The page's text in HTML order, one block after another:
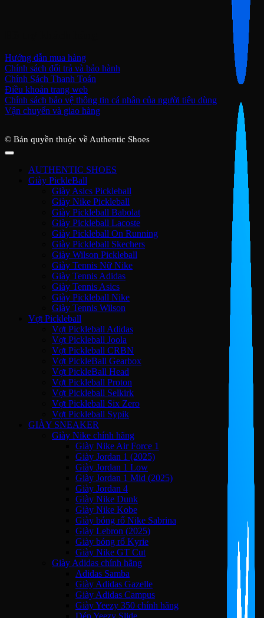
Hướng dẫn mua hàng
Chính sách đổi trả và bảo hành
Chính Sách Thanh Toán
Điều khoản trang web
Chính sách bảo vệ thông tin cá nhân của người tiêu dùng
Vận chuyển và giao hàng
© Bản quyền thuộc về Authentic Shoes
AUTHENTIC SHOES
Giày PickleBall
Giày Asics Pickleball
Giày Nike Pickleball
Giày Pickleball Babolat
Giày Pickleball Lacoste
Giày Pickleball On Running
Giày Pickleball Skechers
Giày Wilson Pickleball
Giày Tennis Nữ Nike
Giày Tennis Adidas
Giày Tennis Asics
Giày Pickleball Nike
Giày Tennis Wilson
Vợt Pickleball
Vợt Pickleball Adidas
Vợt Pickleball Joola
Vợt Pickleball CRBN
Vợt PickleBall Gearbox
Vợt PickleBall Head
Vợt Pickleball Proton
Vợt Pickleball Selkirk
Vợt Pickleball Six Zero
Vợt Pickleball Sypik
GIÀY SNEAKER
Giày Nike chính hãng
Giày Nike Air Force 1
Giày Jordan 1 (2025)
Giày Jordan 1 Low
Giày Jordan 1 Mid (2025)
Giày Jordan 4
Giày Nike Dunk
Giày Nike Kobe
Giày bóng rổ Nike Sabrina
Giày Lebron (2025)
Giày bóng rổ Kyrie
Giày Nike GT Cut
Giày Adidas chính hãng
Adidas Samba
Giày Adidas Gazelle
Giày Adidas Campus
Giày Yeezy 350 chính hãng